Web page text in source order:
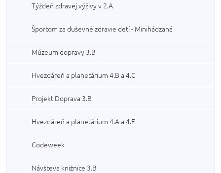
Týždeň zdravej výživy v 2.A
Športom za duševné zdravie detí - Minihádzaná
Múzeum dopravy 3.B
Hvezdáreň a planetárium 4.B a 4.C
Projekt Doprava 3.B
Hvezdáreň a planetárium 4.A a 4.E
Codeweek
Návšteva knižnice 3.B